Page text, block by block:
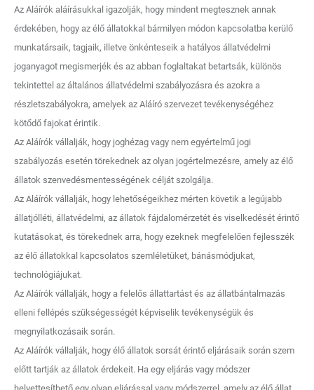
Az Aláírók aláírásukkal igazolják, hogy mindent megtesznek annak
érdekében, hogy az élő állatokkal bármilyen módon kapcsolatba kerülő
munkatársaik, tagjaik, illetve önkénteseik a hatályos állatvédelmi
joganyagot megismerjék és az abban foglaltakat betartsák, különös
tekintettel az általános állatvédelmi szabályozásra és azokra a
részletszabályokra, amelyek az Aláíró szervezet tevékenységéhez
kötődő fajokat érintik.
Az Aláírók vállalják, hogy joghézag vagy nem egyértelmű jogi
szabályozás esetén törekednek az olyan jogértelmezésre, amely az élő
állatok szenvedésmentességének célját szolgálja.
Az Aláírók vállalják, hogy lehetőségeikhez mérten követik a legújabb
állatjólléti, állatvédelmi, az állatok fájdalomérzetét és viselkedését érintő
kutatásokat, és törekednek arra, hogy ezeknek megfelelően fejlesszék
az élő állatokkal kapcsolatos szemléletüket, bánásmódjukat,
technológiájukat.
Az Aláírók vállalják, hogy a felelős állattartást és az állatbántalmazás
elleni fellépés szükségességét képviselik tevékenységük és
megnyilatkozásaik során.
Az Aláírók vállalják, hogy élő állatok sorsát érintő eljárásaik során szem
előtt tartják az állatok érdekeit. Ha egy eljárás vagy módszer